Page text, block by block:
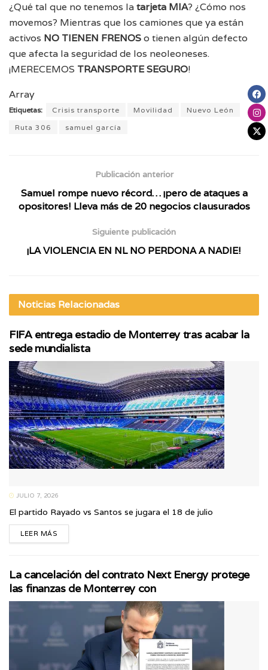
¿Qué tal que no tenemos latarjeta MIA? ¿Cómo nos
movemos? Mientras que los camiones que ya están
activos NO TIENEN FRENOSo tienen algún defecto
que afecta la seguridad de los neoleoneses.
¡MERECEMOS TRANSPORTE SEGURO!
Array
Etiquetas: Crisis transporte Movilidad
Nuevo León
Ruta 306
samuel garcía
Publicación anterior
Samuel rompe nuevo récord… ¡pero de ataques a
opositores! Lleva más de 20 negocios clausurados
Siguiente publicación
¡LA VIOLENCIA EN NL NO PERDONA A NADIE!
Noticias Relacionadas
FIFA entrega estadio de Monterrey tras acabar la
sede mundialista
JULIO 7, 2026
El partido Rayado vs Santos se jugara el 18 de julio
LEER MÁS
La cancelación del contrato Next Energy protege
las finanzas de Monterrey con